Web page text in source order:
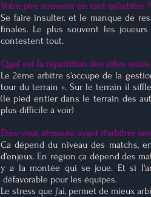
Votre pire souvenir en tant qu’arbitre ?
Se faire insulter, et le manque de
finales. Le plus souvent les
contestent tout.
Quel est la répartition des rôles entre
Le 2ème arbitre s'occupe de la
tour du terrain ». Sur le terrain il
(le pied entier dans le terrain des
plus difficile à voir)
Êtes-vous stressée avant d’arbitrer
Ca dépend du niveau des matchs,
d'enjeux. En région ça dépend des
y a la montée qui se joue. Et si
défavorable pour les équipes.
Le stress que j'ai, permet de mieux